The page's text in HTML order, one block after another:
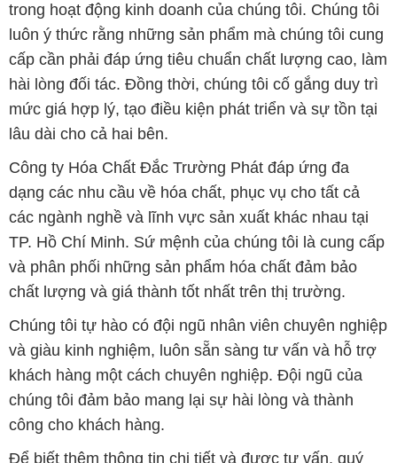
trong hoạt động kinh doanh của chúng tôi. Chúng tôi
luôn ý thức rằng những sản phẩm mà chúng tôi cung
cấp cần phải đáp ứng tiêu chuẩn chất lượng cao, làm
hài lòng đối tác. Đồng thời, chúng tôi cố gắng duy trì
mức giá hợp lý, tạo điều kiện phát triển và sự tồn tại
lâu dài cho cả hai bên.
Công ty Hóa Chất Đắc Trường Phát đáp ứng đa
dạng các nhu cầu về hóa chất, phục vụ cho tất cả
các ngành nghề và lĩnh vực sản xuất khác nhau tại
TP. Hồ Chí Minh. Sứ mệnh của chúng tôi là cung cấp
và phân phối những sản phẩm hóa chất đảm bảo
chất lượng và giá thành tốt nhất trên thị trường.
Chúng tôi tự hào có đội ngũ nhân viên chuyên nghiệp
và giàu kinh nghiệm, luôn sẵn sàng tư vấn và hỗ trợ
khách hàng một cách chuyên nghiệp. Đội ngũ của
chúng tôi đảm bảo mang lại sự hài lòng và thành
công cho khách hàng.
Để biết thêm thông tin chi tiết và được tư vấn, quý